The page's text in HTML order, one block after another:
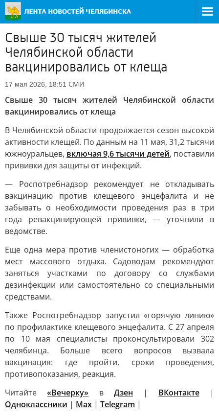
Свыше 30 тысяч жителей
Челябинской области
вакцинировались от клеща
17 мая 2026, 18:51 СМИ
Свыше 30 тысяч жителей Челябинской области
вакцинировались от клеща
В Челябинской области продолжается сезон высокой
активности клещей. По данным на 11 мая, 31,2 тысячи
южноуральцев, включая 9,6 тысячи детей, поставили
прививки для защиты от инфекций.
— Роспотребнадзор рекомендует не откладывать
вакцинацию против клещевого энцефалита и не
забывать о необходимости проведения раз в три
года ревакцинирующей прививки, — уточнили в
ведомстве.
Еще одна мера против членистоногих — обработка
мест массового отдыха. Садоводам рекомендуют
заняться участками по договору со службами
дезинфекции или самостоятельно со специальными
средствами.
Также Роспотребнадзор запустил «горячую линию»
по профилактике клещевого энцефалита. С 27 апреля
по 10 мая специалисты проконсультировали 302
челябинца. Больше всего вопросов вызвала
вакцинация: где пройти, сроки проведения,
противопоказания, реакция.
Читайте«Вечерку» вДзен | ВКонтакте|
Одноклассники | Max | Telegram |